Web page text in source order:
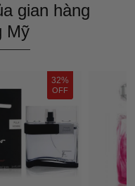
gian hàng
Mỹ
32%
OFF